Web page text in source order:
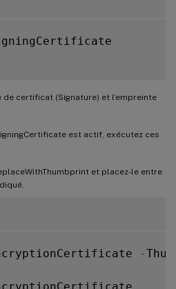
No [S ] Suspend
rule
No
configuration
for
certificat (Signature) et l’empreinte
est actif, exécutez ces
et placez-le entre
-